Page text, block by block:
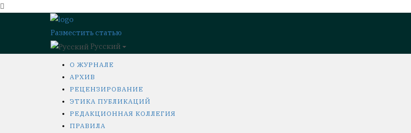
Разместить статью
Русский
О ЖУРНАЛЕ
АРХИВ
РЕЦЕНЗИРОВАНИЕ
ЭТИКА ПУБЛИКАЦИЙ
РЕДАКЦИОННАЯ КОЛЛЕГИЯ
ПРАВИЛА